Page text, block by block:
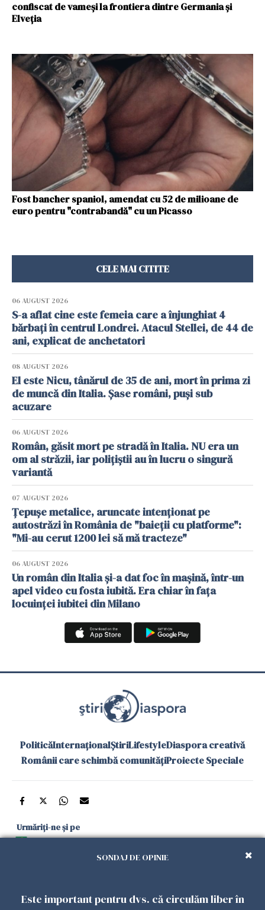
confiscat de vameși la frontiera dintre Germania şi
Elveţia
Fost bancher spaniol, amendat cu 52 de milioane de
euro pentru "contrabandă" cu un Picasso
CELE MAI CITITE
06 AUGUST 2026
S-a aflat cine este femeia care a înjunghiat 4
bărbați în centrul Londrei. Atacul Stellei, de 44 de
ani, explicat de anchetatori
08 AUGUST 2026
El este Nicu, tânărul de 35 de ani, mort în prima zi
de muncă din Italia. Șase români, puși sub
acuzare
06 AUGUST 2026
Român, găsit mort pe stradă în Italia. NU era un
om al străzii, iar polițiștii au în lucru o singură
variantă
07 AUGUST 2026
Țepușe metalice, aruncate intenționat pe
autostrăzi în România de "baieții cu platforme":
"Mi-au cerut 1200 lei să mă tracteze"
06 AUGUST 2026
Un român din Italia și-a dat foc în mașină, într-un
apel video cu fosta iubită. Era chiar în fața
locuinței iubitei din Milano
PoliticăInternaționalȘtiriLifestyleDiaspora creativă
Românii care schimbă comunitățiProiecte Speciale
Urmăriți-ne și pe
și în aplicațiile mobileSONDAJ DE OPINIE
Este important pentru dvs. că circulăm liber în